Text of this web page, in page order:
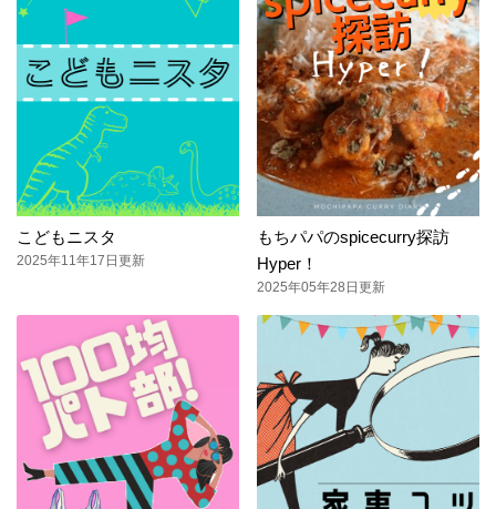
こどもニスタ
2025年11年17日更新
もちパパのspicecurry探訪
Hyper！
2025年05年28日更新